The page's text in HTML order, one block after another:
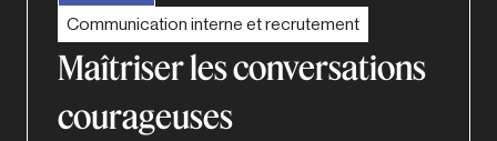
Communication interne et recrutement
Maîtriser les conversations
courageuses